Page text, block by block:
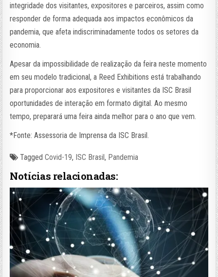
integridade dos visitantes, expositores e parceiros, assim como
responder de forma adequada aos impactos econômicos da
pandemia, que afeta indiscriminadamente todos os setores da
economia.
Apesar da impossibilidade de realização da feira neste momento
em seu modelo tradicional, a Reed Exhibitions está trabalhando
para proporcionar aos expositores e visitantes da ISC Brasil
oportunidades de interação em formato digital. Ao mesmo
tempo, preparará uma feira ainda melhor para o ano que vem.
*Fonte: Assessoria de Imprensa da ISC Brasil.
TaggedCovid-19, ISC Brasil, Pandemia
Notícias relacionadas: